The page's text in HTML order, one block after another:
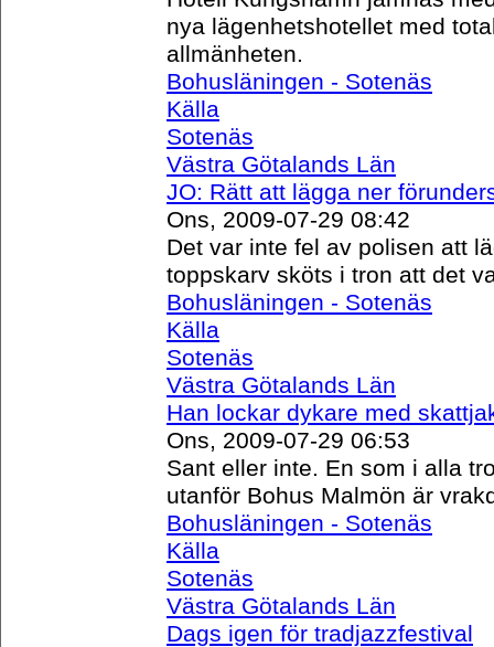
nya lägenhetshotellet med
allmänheten.
Bohusläningen - Sotenäs
Källa
Sotenäs
Västra Götalands Län
JO: Rätt att lägga ner
Ons, 2009-07-29 08:42
Det var inte fel av polisen att
toppskarv sköts i tron att det
Bohusläningen - Sotenäs
Källa
Sotenäs
Västra Götalands Län
Han lockar dykare med
Ons, 2009-07-29 06:53
Sant eller inte. En som i alla
utanför Bohus Malmön är
Bohusläningen - Sotenäs
Källa
Sotenäs
Västra Götalands Län
Dags igen för tradjazzfestival